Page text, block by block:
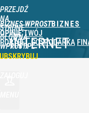
PRZEJDŹ
NA
STRONĘ
GŁÓWNĄ
WPROST.PL
BIZNES WPROST
OPINIE TWÓJ
PORTFEL GOSPODARKA
INTERNET